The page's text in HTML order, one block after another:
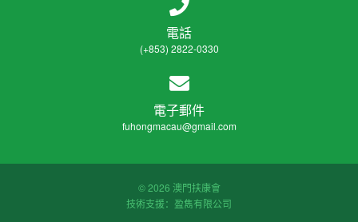
電話
(+853) 2822-0330
電子郵件
fuhongmacau@gmail.com
© 2026 澳門扶康會
技術支援：盈雋有限公司